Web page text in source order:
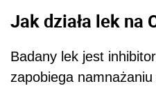
Jak działa lek na
Badany lek jest
zapobiega